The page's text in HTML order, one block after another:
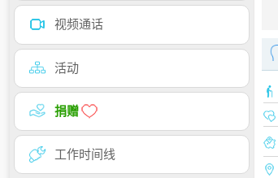
视频通话
活动
捐赠
工作时间线